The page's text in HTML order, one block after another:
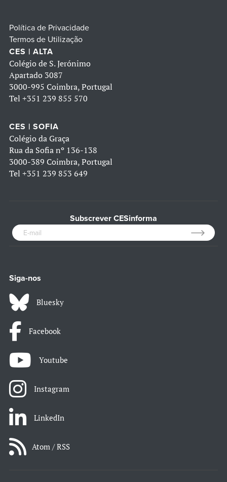
Política de Privacidade
Termos de Utilização
CES | ALTA
Colégio de S. Jerónimo
Apartado 3087
3000-995 Coimbra, Portugal
Tel +351 239 855 570
CES | SOFIA
Colégio da Graça
Rua da Sofia nº 136-138
3000-389 Coimbra, Portugal
Tel +351 239 853 649
Subscrever CESinforma
Siga-nos
Bluesky
Facebook
Youtube
Instagram
LinkedIn
Atom / RSS